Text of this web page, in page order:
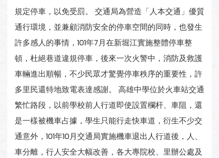
規定停車，以免受罰。 交通局為營造「人本交通」優質
通行環境，並兼顧消防安全的停車空間的同時，也發生
許多感人的事情，101年7月在新堀江實施整體停車整
頓，杜絕巷道違規停車，後來一次火警中，消防及救護
車輛進出順暢，不少民眾才驚覺停車秩序的重要性，許
多里民還特地致電表達感謝。 高雄中學位於火車站交通
繁忙路段，以前學校前人行道即使設置欄杆、車阻，還
是一樣被機車占據，學生只能行走快車道，衍生不少交
通意外，101年10月交通局實施機車退出人行道後，人、
車分離，行人安全大幅改善，各大專院校、里辦公處及